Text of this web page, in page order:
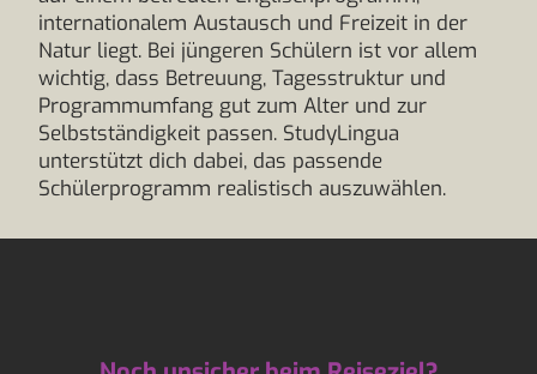
internationalem Austausch und Freizeit in der
Natur liegt. Bei jüngeren Schülern ist vor allem
wichtig, dass Betreuung, Tagesstruktur und
Programmumfang gut zum Alter und zur
Selbstständigkeit passen. StudyLingua
unterstützt dich dabei, das passende
Schülerprogramm realistisch auszuwählen.